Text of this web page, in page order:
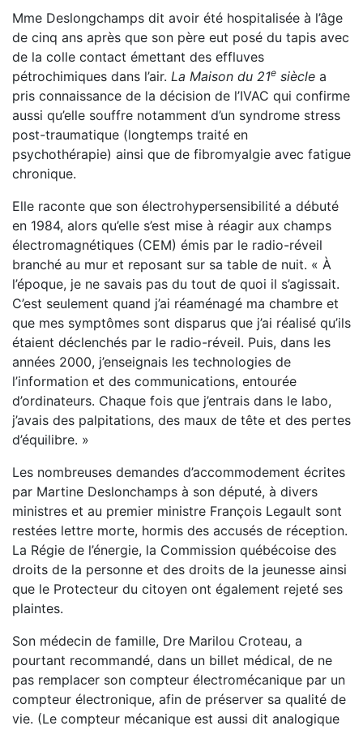
Mme Deslongchamps dit avoir été hospitalisée à l’âge
de cinq ans après que son père eut posé du tapis avec
de la colle contact émettant des effluves
pétrochimiques dans l’air. La Maison du 21e siècle a
pris connaissance de la décision de l’IVAC qui confirme
aussi qu’elle souffre notamment d’un syndrome stress
post-traumatique (longtemps traité en
psychothérapie) ainsi que de fibromyalgie avec fatigue
chronique.
Elle raconte que son électrohypersensibilité a débuté
en 1984, alors qu’elle s’est mise à réagir aux champs
électromagnétiques (CEM) émis par le radio-réveil
branché au mur et reposant sur sa table de nuit. « À
l’époque, je ne savais pas du tout de quoi il s’agissait.
C’est seulement quand j’ai réaménagé ma chambre et
que mes symptômes sont disparus que j’ai réalisé qu’ils
étaient déclenchés par le radio-réveil. Puis, dans les
années 2000, j’enseignais les technologies de
l’information et des communications, entourée
d’ordinateurs. Chaque fois que j’entrais dans le labo,
j’avais des palpitations, des maux de tête et des pertes
d’équilibre. »
Les nombreuses demandes d’accommodement écrites
par Martine Deslonchamps à son député, à divers
ministres et au premier ministre François Legault sont
restées lettre morte, hormis des accusés de réception.
La Régie de l’énergie, la Commission québécoise des
droits de la personne et des droits de la jeunesse ainsi
que le Protecteur du citoyen ont également rejeté ses
plaintes.
Son médecin de famille, Dre Marilou Croteau, a
pourtant recommandé, dans un billet médical, de ne
pas remplacer son compteur électromécanique par un
compteur électronique, afin de préserver sa qualité de
vie. (Le compteur mécanique est aussi dit analogique